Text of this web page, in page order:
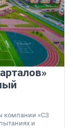
компании «СЗ
и